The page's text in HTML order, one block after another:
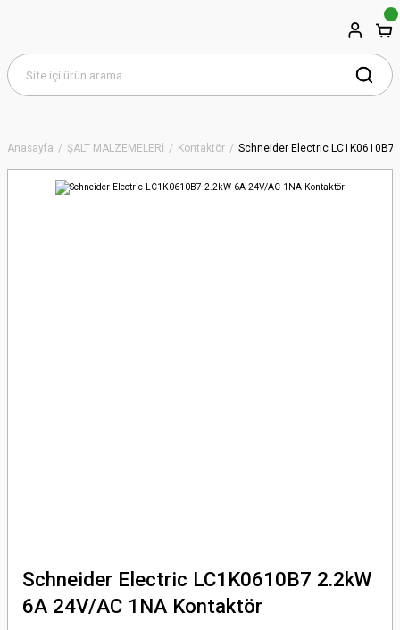
Anasayfa ŞALT MALZEMELERİ Kontaktör Schneider Electric LC1K0610B7
Schneider Electric LC1K0610B7 2.2kW
6A 24V/AC 1NA Kontaktör